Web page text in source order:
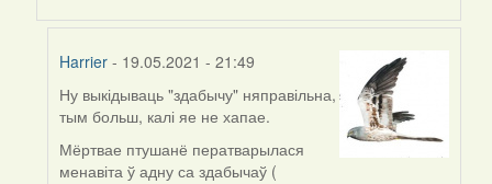
Harrier- 19.05.2021 - 21:49
In
reply
to
by
Ну выкідываць "здабычу" няправільна,
тым больш, калі яе не хапае.
Мёртвае птушанё ператварылася
менавіта ў адну са здабычаў (